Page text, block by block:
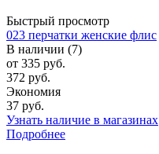
Быстрый просмотр
023 перчатки женские флис
В наличии (7)
от 335 руб.
372 руб.
Экономия
37 руб.
Узнать наличие в магазинах
Подробнее